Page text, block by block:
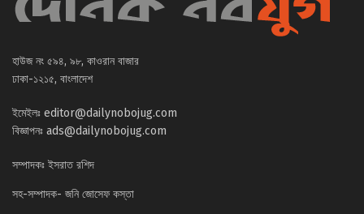
হাউজ নং ৫৯৪, ৯৮, কাওরান বাজার
ঢাকা-১২১৫, বাংলাদেশ
ইমেইলঃ editor@dailynobojug.com
বিজ্ঞাপনঃ ads@dailynobojug.com
সম্পাদকঃ ইসরাত রশিদ
সহ-সম্পাদক- জনি জোসেফ কস্তা